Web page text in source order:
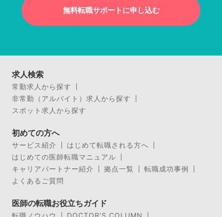
無料転職サポートに申し込む
求人検索
常勤求人から探す
非常勤（アルバイト）求人から探す
スポット求人から探す
初めての方へ
サービス紹介
はじめて転職される方へ
はじめての医師転職マニュアル
キャリアパートナー紹介
拠点一覧
転職成功事例
よくあるご質問
医師の転職お役立ちガイド